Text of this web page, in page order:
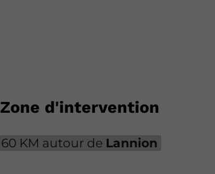
Zone d'intervention
60 KM autour de Lannion